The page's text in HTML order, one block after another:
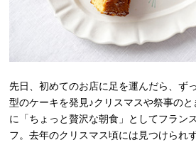
先日、初めてのお店に足を運んだら、ず
型のケーキを発見♪クリスマスや祭事の
に「ちょっと贅沢な朝食」としてフラン
フ。去年のクリスマス頃には見つけられ